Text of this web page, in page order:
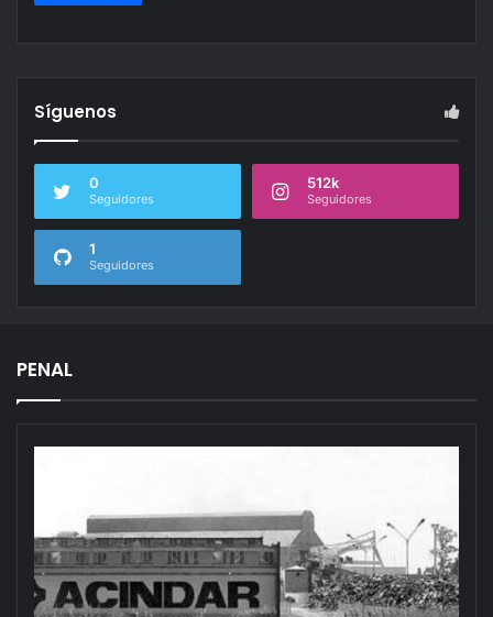
Síguenos
0
Seguidores
512k
Seguidores
1
Seguidores
PENAL